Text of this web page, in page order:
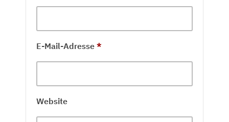
E-Mail-Adresse *
Website